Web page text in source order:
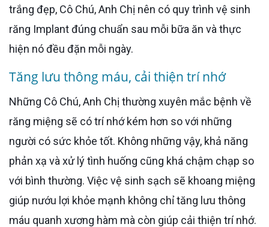
trắng đẹp, Cô Chú, Anh Chị nên có quy trình vệ sinh
răng Implant đúng chuẩn sau mỗi bữa ăn và thực
hiện nó đều đặn mỗi ngày.
Tăng lưu thông máu, cải thiện trí nhớ
Những Cô Chú, Anh Chị thường xuyên mắc bệnh về
răng miệng sẽ có trí nhớ kém hơn so với những
người có sức khỏe tốt. Không những vậy, khả năng
phản xạ và xử lý tình huống cũng khá chậm chạp so
với bình thường. Việc vệ sinh sạch sẽ khoang miệng
giúp nướu lợi khỏe mạnh không chỉ tăng lưu thông
máu quanh xương hàm mà còn giúp cải thiện trí nhớ.